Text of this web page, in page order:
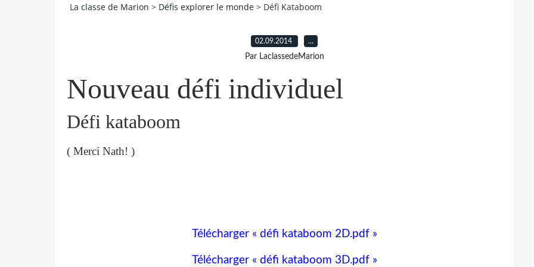
La classe de Marion > Défis explorer le monde > Défi Kataboom
02.09.2014 …
Par LaclassedeMarion
Nouveau défi individuel
Défi kataboom
( Merci Nath! )
Télécharger « défi kataboom 2D.pdf »
Télécharger « défi kataboom 3D.pdf »